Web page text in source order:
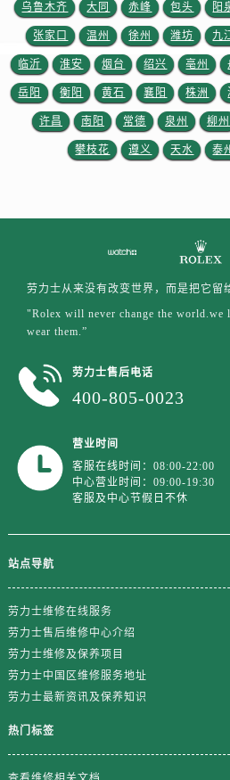
乌鲁木齐 大同 赤峰 包头 阳
张家口 温州 徐州 潍坊 九
临沂 淮安 烟台 绍兴 亳州
岳阳 衡阳 黄石 襄阳 株洲
许昌 南阳 常德 泉州 柳州
攀枝花 遵义 天水 泰
劳力士从来没有改变世界，而是把它留
"Rolex will never change the world.we
wear them.”
劳力士售后电话
400-805-0023
营业时间
客服在线时间：08:00-22:00
中心营业时间：09:00-19:30
客服及中心节假日不休
站点导航
劳力士维修在线服务
劳力士售后维修中心介绍
劳力士维修及保养项目
劳力士中国区维修服务地址
劳力士最新资讯及保养知识
热门标签